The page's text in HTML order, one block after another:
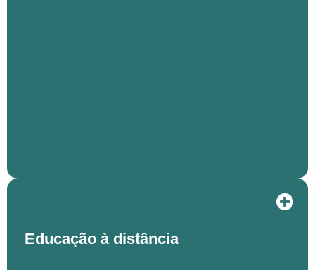
Educação à distância